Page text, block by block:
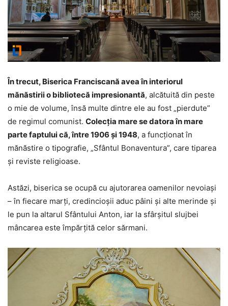
În trecut, Biserica Franciscană avea în interiorul
mănăstirii o bibliotecă impresionantă, alcătuită din peste
o mie de volume, însă multe dintre ele au fost „pierdute”
de regimul comunist. Colecţia mare se datora în mare
parte faptului că, între 1906 şi 1948, a funcţionat în
mănăstire o tipografie, „Sfântul Bonaventura”, care tiparea
şi reviste religioase.
Astăzi, biserica se ocupă cu ajutorarea oamenilor nevoiaşi
– în fiecare marţi, credincioşii aduc pâini şi alte merinde şi
le pun la altarul Sfântului Anton, iar la sfârşitul slujbei
mâncarea este împărţită celor sărmani.